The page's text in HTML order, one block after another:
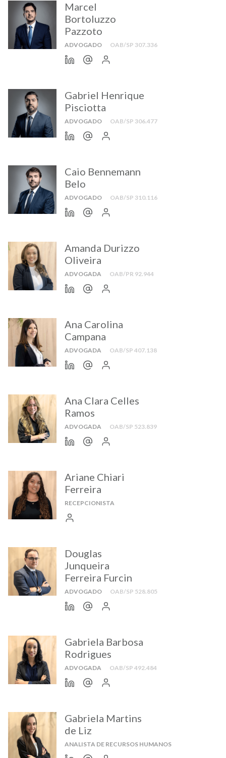
Marcel
Bortoluzzo
Pazzoto
ADVOGADO OAB/SP 307.336
Gabriel Henrique
Pisciotta
ADVOGADO OAB/SP 306.477
Caio Bennemann
Belo
ADVOGADO OAB/SP 310.116
Amanda Durizzo
Oliveira
ADVOGADA OAB/PR 92.944
Ana Carolina
Campana
ADVOGADA OAB/SP 407.138
Ana Clara Celles
Ramos
ADVOGADA OAB/SP 523.839
Ariane Chiari
Ferreira
RECEPCIONISTA
Douglas
Junqueira
Ferreira Furcin
ADVOGADO OAB/SP 528.805
Gabriela Barbosa
Rodrigues
ADVOGADA OAB/SP 492.484
Gabriela Martins
de Liz
ANALISTA DE RECURSOS HUMANOS